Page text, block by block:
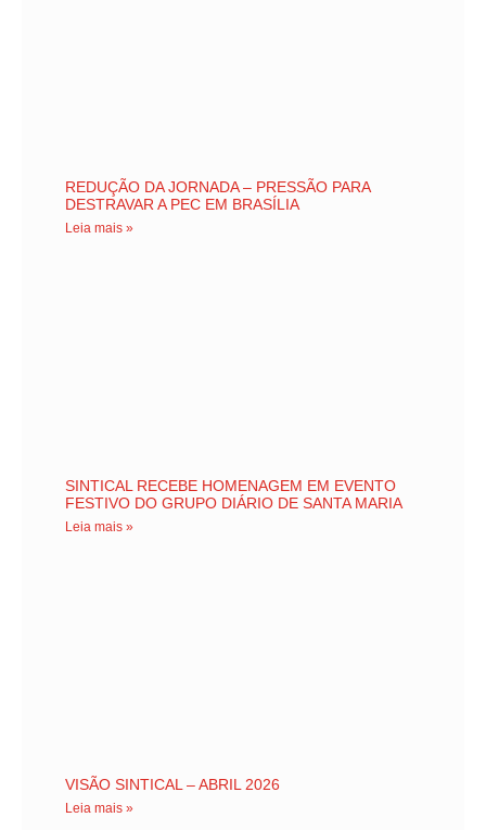
REDUÇÃO DA JORNADA – PRESSÃO PARA
DESTRAVAR A PEC EM BRASÍLIA
Leia mais »
SINTICAL RECEBE HOMENAGEM EM EVENTO
FESTIVO DO GRUPO DIÁRIO DE SANTA MARIA
Leia mais »
VISÃO SINTICAL – ABRIL 2026
Leia mais »